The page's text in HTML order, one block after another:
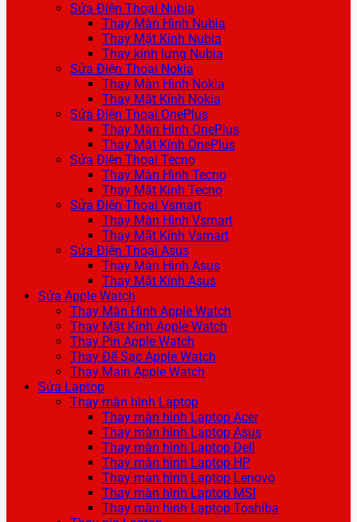
Sửa Điện Thoại Nubia
Thay Màn Hình Nubia
Thay Mặt Kính Nubia
Thay kính lưng Nubia
Sửa Điện Thoại Nokia
Thay Màn Hình Nokia
Thay Mặt Kính Nokia
Sửa Điện Thoại OnePlus
Thay Màn Hình OnePlus
Thay Mặt Kính OnePlus
Sửa Điện Thoại Tecno
Thay Màn Hình Tecno
Thay Mặt Kính Tecno
Sửa Điện Thoại Vsmart
Thay Màn Hình Vsmart
Thay Mặt Kính Vsmart
Sửa Điện Thoại Asus
Thay Màn Hình Asus
Thay Mặt Kính Asus
Sửa Apple Watch
Thay Màn Hình Apple Watch
Thay Mặt Kính Apple Watch
Thay Pin Apple Watch
Thay Đế Sạc Apple Watch
Thay Main Apple Watch
Sửa Laptop
Thay màn hình Laptop
Thay màn hình Laptop Acer
Thay màn hình Laptop Asus
Thay màn hình Laptop Dell
Thay màn hình Laptop HP
Thay màn hình Laptop Lenovo
Thay màn hình Laptop MSI
Thay màn hình Laptop Toshiba